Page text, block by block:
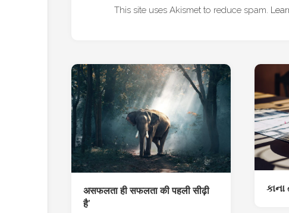
This site uses Akismet to reduce spam.
असफलता ही सफलता की पहली सीढ़ी
है’